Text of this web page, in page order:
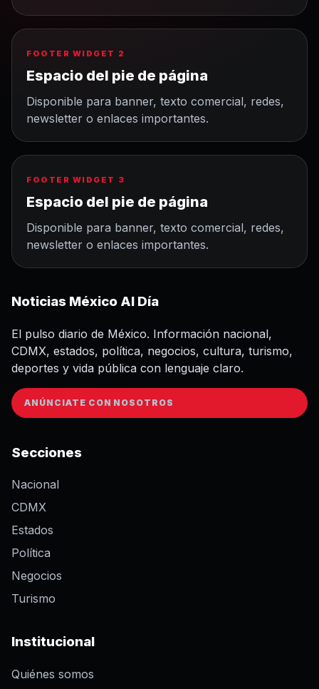
FOOTER WIDGET 2
Espacio del pie de página
Disponible para banner, texto comercial, redes,
newsletter o enlaces importantes.
FOOTER WIDGET 3
Espacio del pie de página
Disponible para banner, texto comercial, redes,
newsletter o enlaces importantes.
Noticias México Al Día
El pulso diario de México. Información nacional,
CDMX, estados, política, negocios, cultura, turismo,
deportes y vida pública con lenguaje claro.
ANÚNCIATE CON NOSOTROS
Secciones
Nacional
CDMX
Estados
Política
Negocios
Turismo
Institucional
Quiénes somos